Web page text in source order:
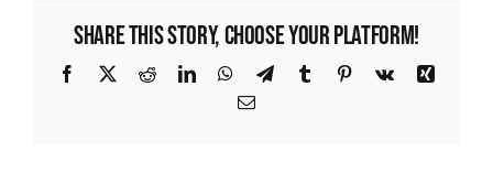
Share This Story, Choose Your Platform!
Facebook
X RedditLinkedInWhatsApp
TelegramTumblr Pinterest
Vk
Xing
Email